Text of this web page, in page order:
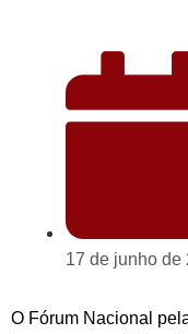
17 de junho de
O Fórum Nacional